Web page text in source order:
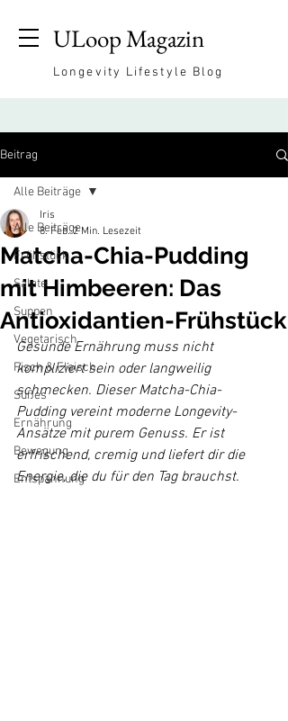
ULoop Magazin
Longevity Lifestyle Blog
Beitrag
Alle Beiträge
Frühstück
Salate
Suppen
Vegetarisch
Fisch & Fleisch
Süßes
Ernährung
Bewegung
Entspannung
Alle Beiträge
Matcha-Chia-Pudding
mit Himbeeren: Das
Antioxidantien-Frühstück
Iris
8. Feb. 2 Min. Lesezeit
Gesunde Ernährung muss nicht
kompliziert sein oder langweilig
schmecken. Dieser Matcha-Chia-
Pudding vereint moderne Longevity-
Ansätze mit purem Genuss. Er ist
erfrischend, cremig und liefert dir die
Energie, die du für den Tag brauchst.